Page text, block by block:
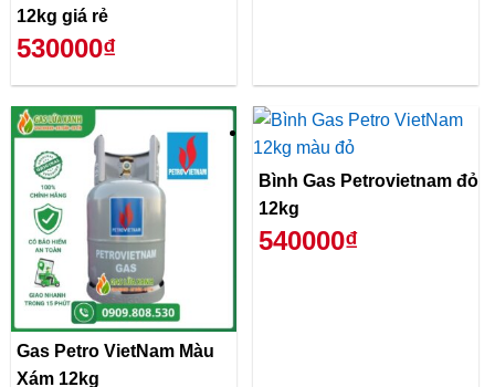
12kg giá rẻ
530000₫
Gas Petro VietNam Màu
Xám 12kg
Bình Gas Petrovietnam đỏ
12kg
540000₫